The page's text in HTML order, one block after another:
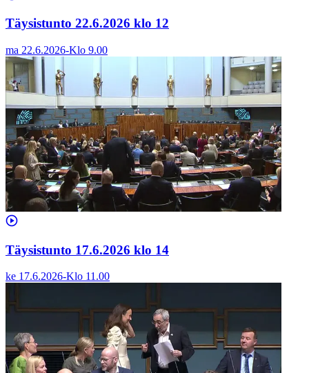
Täysistunto 22.6.2026 klo 12
ma 22.6.2026-Klo 9.00
Täysistunto 17.6.2026 klo 14
ke 17.6.2026-Klo 11.00